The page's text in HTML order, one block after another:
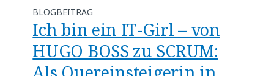
BLOGBEITRAG
Ich bin ein IT-Girl – von
HUGO BOSS zu SCRUM: